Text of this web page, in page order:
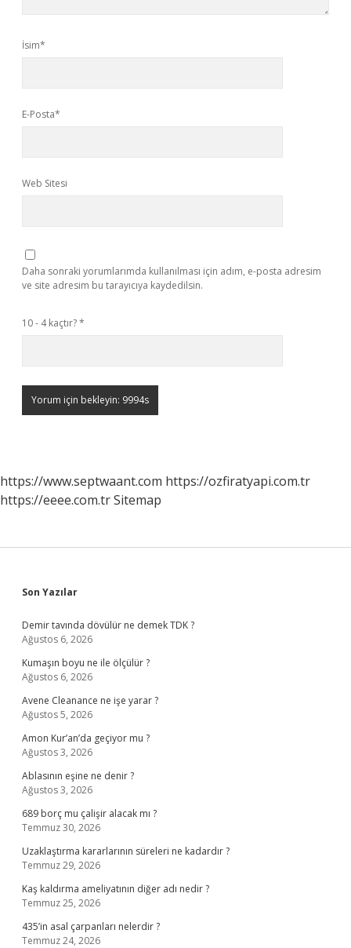
İsim*
E-Posta*
Web Sitesi
Daha sonraki yorumlarımda kullanılması için adım, e-posta adresim
ve site adresim bu tarayıcıya kaydedilsin.
10 - 4 kaçtır?*
https://www.septwaant.com https://ozfiratyapi.com.tr
https://eeee.com.trSitemap
Sidebar
Son Yazılar
Demir tavında dövülür ne demek TDK ?
Ağustos 6, 2026
Kumaşın boyu ne ile ölçülür ?
Ağustos 6, 2026
Avene Cleanance ne işe yarar ?
Ağustos 5, 2026
Amon Kur’an’da geçiyor mu ?
Ağustos 3, 2026
Ablasının eşine ne denir ?
Ağustos 3, 2026
689 borç mu çalişir alacak mı ?
Temmuz 30, 2026
Uzaklaştırma kararlarının süreleri ne kadardır ?
Temmuz 29, 2026
Kaş kaldırma ameliyatının diğer adı nedir ?
Temmuz 25, 2026
435’in asal çarpanları nelerdir ?
Temmuz 24, 2026